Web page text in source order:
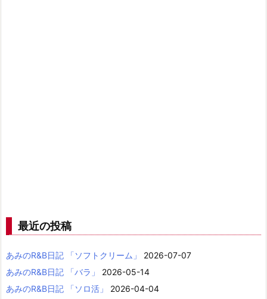
最近の投稿
あみのR&B日記 「ソフトクリーム」
2026-07-07
あみのR&B日記 「バラ」
2026-05-14
あみのR&B日記 「ソロ活」
2026-04-04